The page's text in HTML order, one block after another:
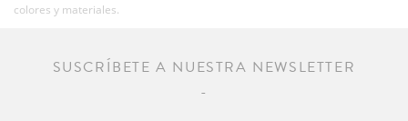
colores y materiales.
SUSCRÍBETE A NUESTRA NEWSLETTER